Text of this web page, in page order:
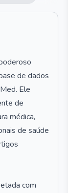
de dados
Ele
de
médica,
de saúde
com